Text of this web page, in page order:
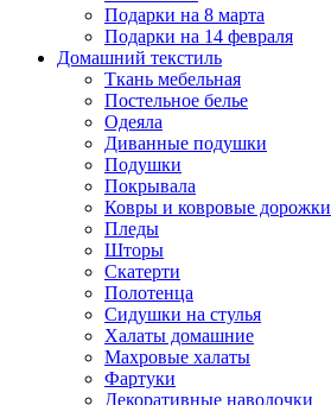
Подарки на 8 марта
Подарки на 14 февраля
Домашний текстиль
Ткань мебельная
Постельное белье
Одеяла
Диванные подушки
Подушки
Покрывала
Ковры и ковровые дорожки
Пледы
Шторы
Скатерти
Полотенца
Сидушки на стулья
Халаты домашние
Махровые халаты
Фартуки
Декоративные наволочки